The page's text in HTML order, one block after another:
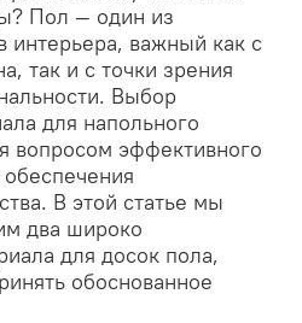
Пол — один из
интерьера, важный как с
так и с точки зрения
Выбор
для напольного
вопросом эффективного
В этой статье мы
два широко
для досок пола,
обоснованное